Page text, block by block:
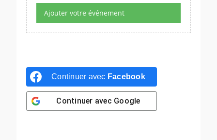
Ajouter votre événement
Continuer avec Facebook
Continuer avec Google